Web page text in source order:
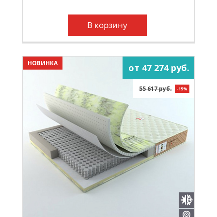
В корзину
НОВИНКА от 47 274 руб.
55 617 руб. -15%